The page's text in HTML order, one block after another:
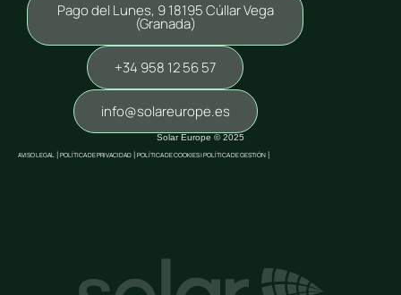
Pago del Lunes, 9 18195 Cúllar Vega
(Granada)
+34 958 12 56 57
info@solareurope.es
Solar Europe © 2025
AVISO LEGAL POLÍTICA DE PRIVACIDAD POLÍTICA DE COOKIES |POLÍTICA DE GESTIÓN